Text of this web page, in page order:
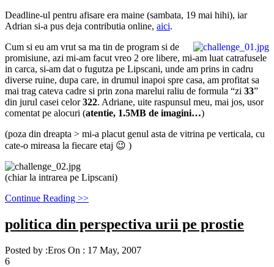
Deadline-ul pentru afisare era maine (sambata, 19 mai hihi), iar
Adrian si-a pus deja contributia online, aici.
Cum si eu am vrut sa ma tin de program si de
promisiune, azi mi-am facut vreo 2 ore libere, mi-am luat catrafusele
in carca, si-am dat o fugutza pe Lipscani, unde am prins in cadru
diverse ruine, dupa care, in drumul inapoi spre casa, am profitat sa
mai trag cateva cadre si prin zona marelui raliu de formula “zi 33”
din jurul casei celor322. Adriane, uite raspunsul meu, mai jos, usor
comentat pe alocuri (atentie, 1.5MB de imagini…)
(poza din dreapta > mi-a placut genul asta de vitrina pe verticala, cu
cate-o mireasa la fiecare etaj 😉 )
(chiar la intrarea pe Lipscani)
Continue Reading >>
politica din perspectiva urii pe prostie
Posted by :Eros On : 17 May, 2007
6